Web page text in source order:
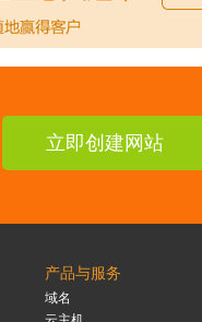
立即创建网站
产品与服务
域名